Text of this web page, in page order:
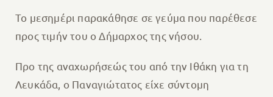
Το μεσημέρι παρακάθησε σε γεύμα που παρέθεσε
προς τιμήν του ο Δήμαρχος της νήσου.
Προ της αναχωρήσεώς του από την Ιθάκη για τη
Λευκάδα, ο Παναγιώτατος είχε σύντομη